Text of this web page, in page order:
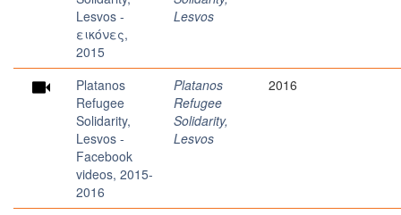
Lesvos -
εικόνες,
2015
Lesvos
Platanos
Refugee
Solidarity,
Lesvos -
Facebook
videos, 2015-
2016
Platanos
Refugee
Solidarity,
Lesvos
2016